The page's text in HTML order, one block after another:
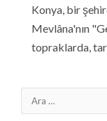
Konya, bir
Mevlâna'nın
topraklarda,
Arama: